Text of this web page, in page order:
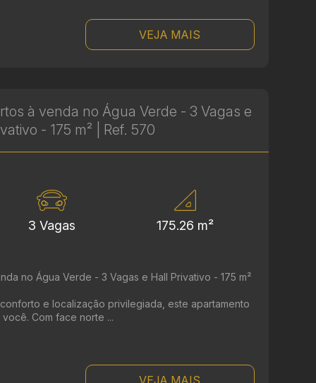
VEJA MAIS
à venda no Água Verde - 3 Vagas e
- 175 m² | Ref. 570
3 Vagas 175.26 m²
no Água Verde - 3 Vagas e Hall Privativo - 175 m²
e localização privilegiada, este apartamento
Com face norte ...
VEJA MAIS